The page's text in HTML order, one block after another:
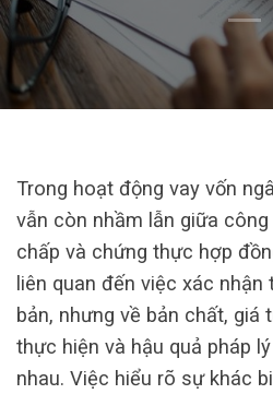
Trong hoạt động vay vốn
vẫn còn nhầm lẫn giữa
chấp và chứng thực hợp
liên quan đến việc xác nhận
bản, nhưng về bản chất, giá
thực hiện và hậu quả pháp
nhau. Việc hiểu rõ sự khác